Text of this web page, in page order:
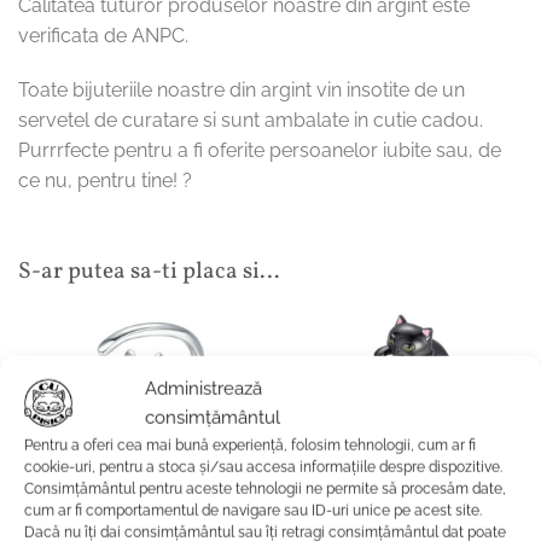
Administrează
consimțământul
Pentru a oferi cea mai bună experiență, folosim tehnologii, cum ar fi
cookie-uri, pentru a stoca și/sau accesa informațiile despre dispozitive.
Consimțământul pentru aceste tehnologii ne permite să procesăm date,
cum ar fi comportamentul de navigare sau ID-uri unice pe acest site.
Dacă nu îți dai consimțământul sau îți retragi consimțământul dat poate
Calitatea tuturor produselor noastre din argint este
verificata de ANPC.
Toate bijuteriile noastre din argint vin insotite de un
servetel de curatare si sunt ambalate in cutie cadou.
Purrrfecte pentru a fi oferite persoanelor iubite sau, de
ce nu, pentru tine! ?
S-ar putea sa-ti placa si…
BIJUTERII ACCESORII SI DECORATIUNI